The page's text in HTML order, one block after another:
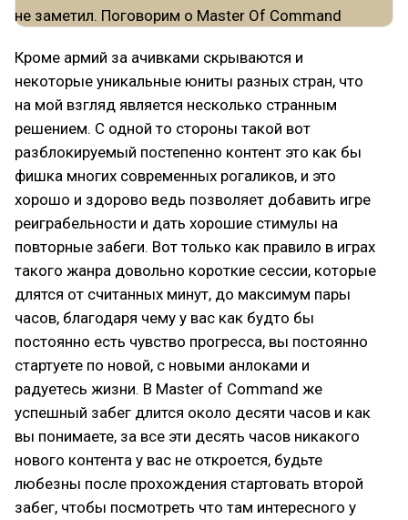
Кроме армий за ачивками скрываются и
некоторые уникальные юниты разных стран, что
на мой взгляд является несколько странным
решением. С одной то стороны такой вот
разблокируемый постепенно контент это как бы
фишка многих современных рогаликов, и это
хорошо и здорово ведь позволяет добавить игре
реиграбельности и дать хорошие стимулы на
повторные забеги. Вот только как правило в играх
такого жанра довольно короткие сессии, которые
длятся от считанных минут, до максимум пары
часов, благодаря чему у вас как будто бы
постоянно есть чувство прогресса, вы постоянно
стартуете по новой, с новыми анлоками и
радуетесь жизни. В Master of Command же
успешный забег длится около десяти часов и как
вы понимаете, за все эти десять часов никакого
нового контента у вас не откроется, будьте
любезны после прохождения стартовать второй
забег, чтобы посмотреть что там интересного у